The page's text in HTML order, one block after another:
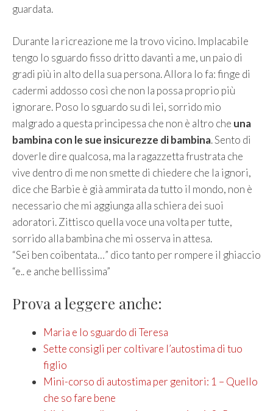
guardata.
Durante la ricreazione me la trovo vicino. Implacabile
tengo lo sguardo fisso dritto davanti a me, un paio di
gradi più in alto della sua persona. Allora lo fa: finge di
cadermi addosso così che non la possa proprio più
ignorare. Poso lo sguardo su di lei, sorrido mio
malgrado a questa principessa che non è altro che una
bambina con le sue insicurezze di bambina. Sento di
doverle dire qualcosa, ma la ragazzetta frustrata che
vive dentro di me non smette di chiedere che la ignori,
dice che Barbie è già ammirata da tutto il mondo, non è
necessario che mi aggiunga alla schiera dei suoi
adoratori. Zittisco quella voce una volta per tutte,
sorrido alla bambina che mi osserva in attesa.
“Sei ben coibentata…” dico tanto per rompere il ghiaccio
“e.. e anche bellissima”
Prova a leggere anche:
Maria e lo sguardo di Teresa
Sette consigli per coltivare l’autostima di tuo
figlio
Mini-corso di autostima per genitori: 1 – Quello
che so fare bene